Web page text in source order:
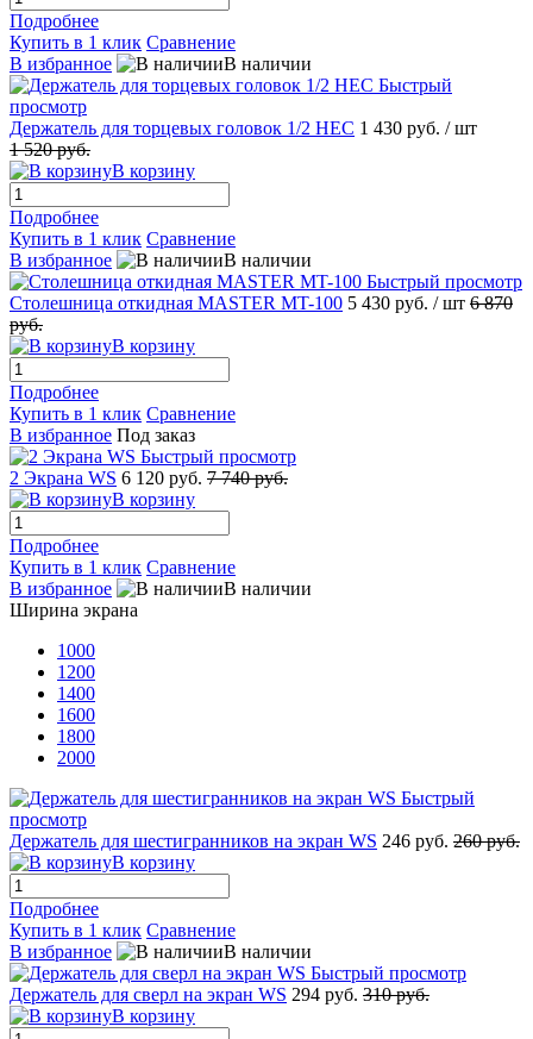
Подробнее
Купить в 1 клик Сравнение
В избранное
В наличии
Быстрый
просмотр
Держатель для торцевых головок 1/2 НЕС 1 430 руб. / шт
1 520 руб.
В корзину
Подробнее
Купить в 1 клик Сравнение
В избранное
В наличии
Быстрый просмотр
Столешница откидная MASTER MT-100 5 430 руб. / шт 6 870
руб.
В корзину
Подробнее
Купить в 1 клик Сравнение
В избранное Под заказ
Быстрый просмотр
2 Экрана WS 6 120 руб. 7 740 руб.
В корзину
Подробнее
Купить в 1 клик Сравнение
В избранное
В наличии
Ширина экрана
1000
1200
1400
1600
1800
2000
Быстрый
просмотр
Держатель для шестигранников на экран WS 246 руб. 260 руб.
В корзину
Подробнее
Купить в 1 клик Сравнение
В избранное
В наличии
Быстрый просмотр
Держатель для сверл на экран WS 294 руб. 310 руб.
В корзину